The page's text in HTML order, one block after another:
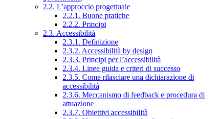
2.2. L’approccio progettuale
2.2.1. Buone pratiche
2.2.2. Principi
2.3. Accessibilità
2.3.1. Definizione
2.3.2. Accessibilità by design
2.3.3. Principi per l’accessibilità
2.3.4. Linee guida e criteri di successo
2.3.5. Come rilasciare una dichiarazione di
accessibilità
2.3.6. Meccanismo di feedback e procedura di
attuazione
2.3.7. Obiettivi accessibilità